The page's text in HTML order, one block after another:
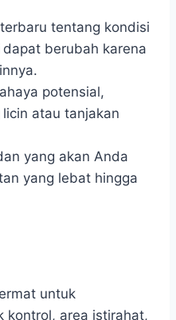
tentang kondisi
berubah karena
potensial,
atau tanjakan
yang akan Anda
yang lebat hingga
untuk
kontrol, area istirahat,